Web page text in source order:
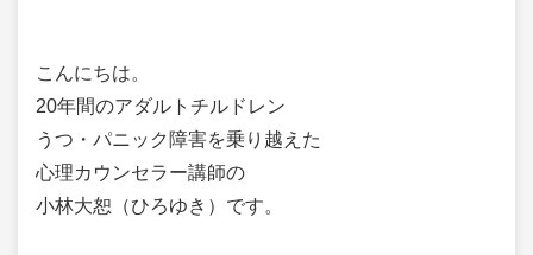
こんにちは。
20年間のアダルトチルドレン
うつ・パニック障害を乗り越えた
心理カウンセラー講師の
小林大恕（ひろゆき）です。